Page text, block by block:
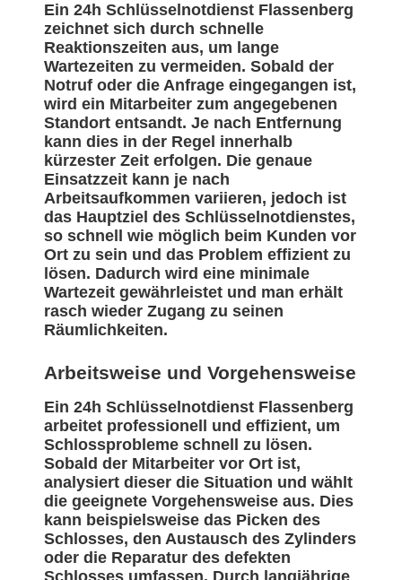
Ein 24h Schlüsselnotdienst Flassenberg
zeichnet sich durch schnelle
Reaktionszeiten aus, um lange
Wartezeiten zu vermeiden. Sobald der
Notruf oder die Anfrage eingegangen ist,
wird ein Mitarbeiter zum angegebenen
Standort entsandt. Je nach Entfernung
kann dies in der Regel innerhalb
kürzester Zeit erfolgen. Die genaue
Einsatzzeit kann je nach
Arbeitsaufkommen variieren, jedoch ist
das Hauptziel des Schlüsselnotdienstes,
so schnell wie möglich beim Kunden vor
Ort zu sein und das Problem effizient zu
lösen. Dadurch wird eine minimale
Wartezeit gewährleistet und man erhält
rasch wieder Zugang zu seinen
Räumlichkeiten.
Arbeitsweise und Vorgehensweise
Ein 24h Schlüsselnotdienst Flassenberg
arbeitet professionell und effizient, um
Schlossprobleme schnell zu lösen.
Sobald der Mitarbeiter vor Ort ist,
analysiert dieser die Situation und wählt
die geeignete Vorgehensweise aus. Dies
kann beispielsweise das Picken des
Schlosses, den Austausch des Zylinders
oder die Reparatur des defekten